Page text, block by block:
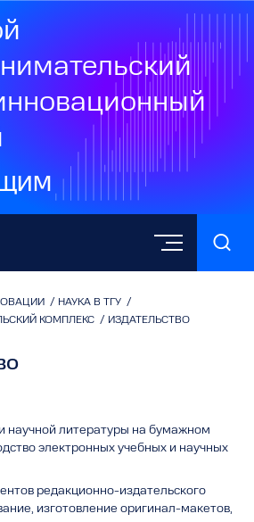
/ НАУКА В ТГУ /
КОМПЛЕКС / ИЗДАТЕЛЬСТВО
научной литературы на бумажном
электронных учебных и научных
редакционно-издательского
изготовление оригинал-макетов,